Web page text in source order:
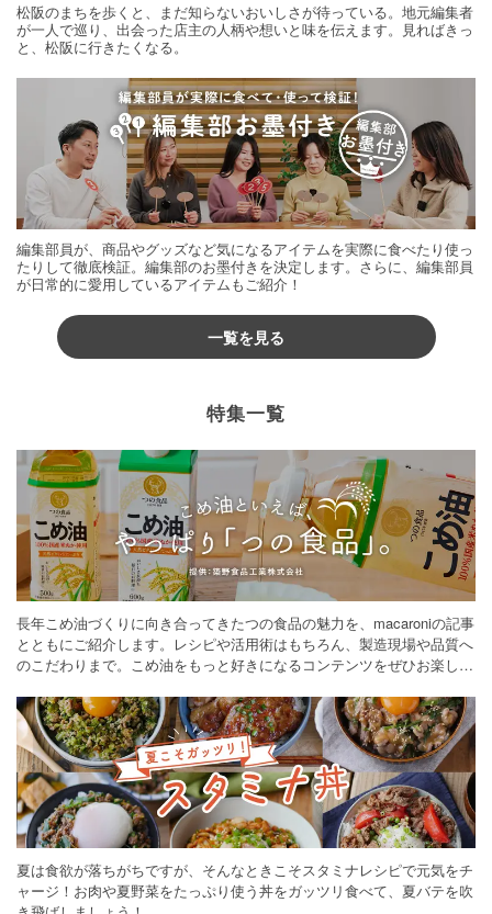
松阪のまちを歩くと、まだ知らないおいしさが待っている。地元編集者
が一人で巡り、出会った店主の人柄や想いと味を伝えます。見ればきっ
と、松阪に行きたくなる。
編集部員が、商品やグッズなど気になるアイテムを実際に食べたり使っ
たりして徹底検証。編集部のお墨付きを決定します。さらに、編集部員
が日常的に愛用しているアイテムもご紹介！
一覧を見る
特集一覧
長年こめ油づくりに向き合ってきたつの食品の魅力を、macaroniの記事
とともにご紹介します。レシピや活用術はもちろん、製造現場や品質へ
のこだわりまで。こめ油をもっと好きになるコンテンツをぜひお楽しみ
夏は食欲が落ちがちですが、そんなときこそスタミナレシピで元気をチ
ャージ！お肉や夏野菜をたっぷり使う丼をガッツリ食べて、夏バテを吹